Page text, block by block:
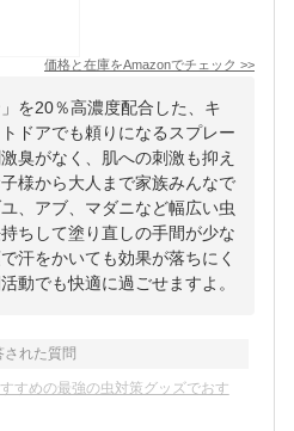
価格と在庫をAmazonでチェック >>
を20％高濃度配合した、キ
ドアでも頼りになるスプレー
臭がなく、肌への刺激も抑え
様から大人まで家族みんなで
、アブ、マダニなど幅広い虫
ちして塗り直しの手間が少な
汗をかいても効果が落ちにく
動でも快適に過ごせますよ。
された質問
すめの最強の虫対策グッズでおす